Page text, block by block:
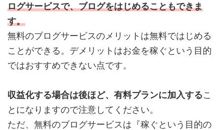
ログサービスで、ブログをはじめることもできま
す。
無料のブログサービスのメリットは無料ではじめる
ことができる。デメリットはお金を稼ぐという目的
ではおすすめできない点です。
収益化する場合は後ほど、有料プランに加入するこ
とになりますので注意してください。
ただ、無料のブログサービスは『稼ぐという目的の